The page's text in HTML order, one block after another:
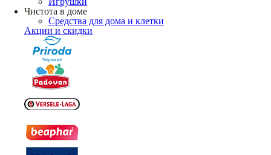
Чистота в доме
Средства для дома и клетки
Акции и скидки